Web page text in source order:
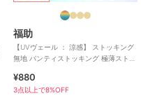
福助
【UVヴェール ： 涼感】 ストッキング
無地 パンティストッキング 極薄ストッ
¥880
3点以上で8%OFF